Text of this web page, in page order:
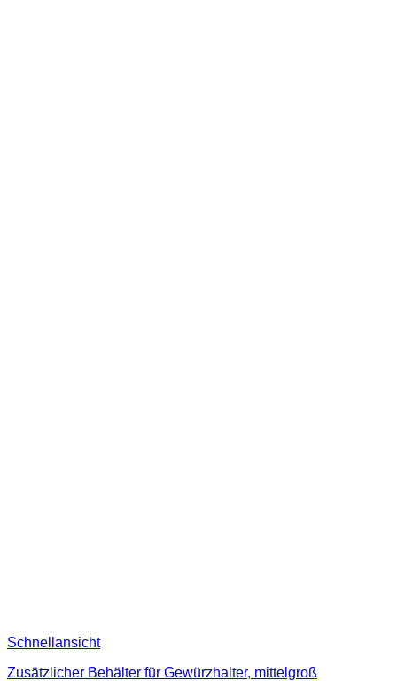
Schnellansicht
Zusätzlicher Behälter für Gewürzhalter, mittelgroß